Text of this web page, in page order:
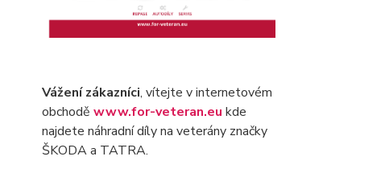
Vážení zákazníci, vítejte v internetovém
obchodě www.for-veteran.eu kde
najdete náhradní díly na veterány značky
ŠKODA a TATRA.